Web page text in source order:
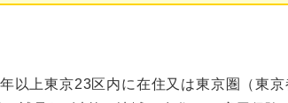
以上東京23区内に在住又は東京圏（東京